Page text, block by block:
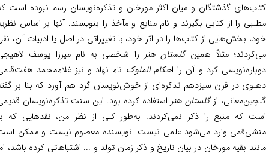
گذشتگان و میان اکثر مورخان و تذکره‌نویسان رسم نبوده است که
را از کتابی بگیرند و نام منابع و مآخذ را بنویسند. آنها بر اساس نظریه
بخش‌هایی از کتاب‌ها را در اثر خود، با تغییراتی در اصل یا ادبیات آن، نقل
مثلاً همینگلستان هنررا شخصی به نام میرزا یوسف لاهیجی
کرد و آن را احکام الملوکنام نهاد و نیز غلام‌محمد هفت‌قلمی
در قرن سیزدهم تذکره‌ای از خوش‌نویسان گرد هم آورد که بنا بر گفته
از گلستان هنراستفاده کرده بود. این سنت تذکره‌نویسان قدیمی
که منبع را ذکر نمی‌کردند. به‌طور کلی از نظر من، نقدهایی که بر
وارد می‌شود علمی نیست. نویسنده معصوم نیست و ممکن است
بقیه مورخان در بیان تاریخ و ذکر زمان تولد و ... اشتباهاتی کرده باشد، اما